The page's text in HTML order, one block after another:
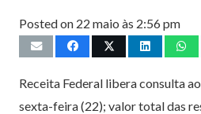
Posted on 22 maio às 2:56 pm
Receita Federal libera consulta
sexta-feira (22); valor total das